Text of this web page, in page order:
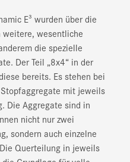
E³ wurden über die
wesentliche
die spezielle
Der Teil „8x4“ in der
bereits. Es stehen bei
mit jeweils
Die Aggregate sind in
nicht nur zwei
sondern auch einzelne
Querteilung in jeweils